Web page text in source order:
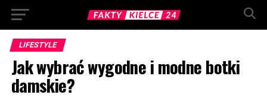
LIFESTYLE
Jak wybrać wygodne i modne botki
damskie?